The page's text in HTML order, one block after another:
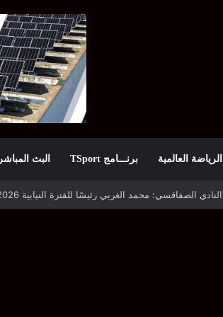
الرياضة العالمية برنـــامج TSport البث المباشر